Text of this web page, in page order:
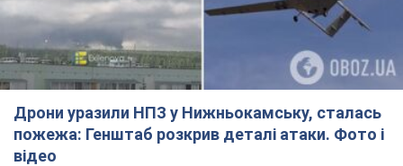
Дрони уразили НПЗ у Нижньокамську, сталась
пожежа: Генштаб розкрив деталі атаки. Фото і
відео